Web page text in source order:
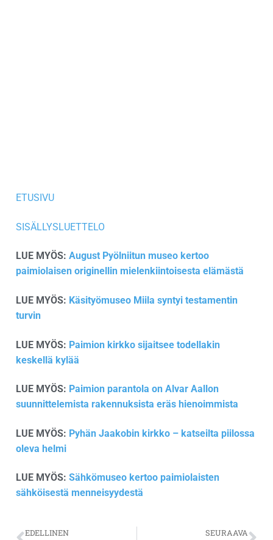
ETUSIVU
SISÄLLYSLUETTELO
LUE MYÖS: August Pyölniitun museo kertoo
paimiolaisen originellin mielenkiintoisesta elämästä
LUE MYÖS: Käsityömuseo Miila syntyi testamentin
turvin
LUE MYÖS: Paimion kirkko sijaitsee todellakin
keskellä kylää
LUE MYÖS: Paimion parantola on Alvar Aallon
suunnittelemista rakennuksista eräs hienoimmista
LUE MYÖS: Pyhän Jaakobin kirkko – katseilta piilossa
oleva helmi
LUE MYÖS: Sähkömuseo kertoo paimiolaisten
sähköisestä menneisyydestä
EDELLINEN SEURAAVA